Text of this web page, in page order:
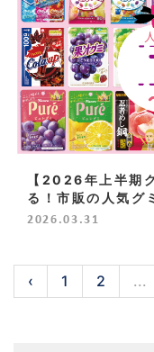
【2026年上半期
る！市販の人気グ
2026.03.31
‹ 1 2 ...